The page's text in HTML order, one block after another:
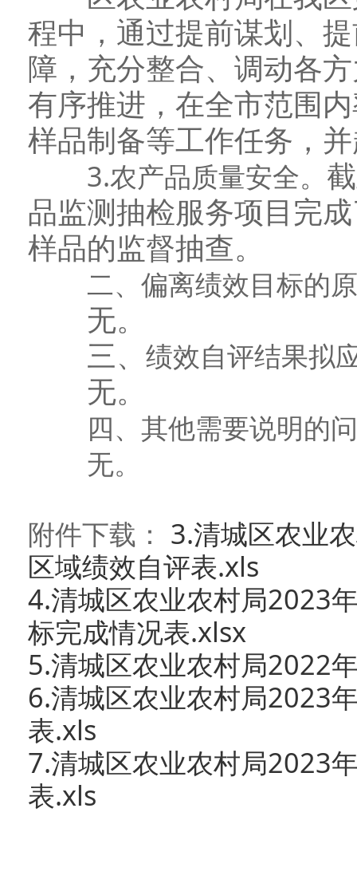
程中，通过提前谋划、
障，充分整合、调动各
有序推进，在全市范围
样品制备等工作任务，
3.农产品质量安全。
品监测抽检服务项目完
样品的监督抽查。
二、偏离绩效目标的
无。
三、 绩效自评结果拟
无。
四、其他需要说明的
无。
附件下载： 3.清城区农业
区域绩效自评表.xls
4.清城区农业农村局2023
标完成情况表.xlsx
5.清城区农业农村局2022
6.清城区农业农村局2023
表.xls
7.清城区农业农村局2023
表.xls